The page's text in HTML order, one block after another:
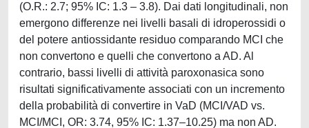
(O.R.: 2.7; 95% IC: 1.3 – 3.8). Dai dati longitudinali, non
emergono differenze nei livelli basali di idroperossidi o
del potere antiossidante residuo comparando MCI che
non convertono e quelli che convertono a AD. Al
contrario, bassi livelli di attività paroxonasica sono
risultati significativamente associati con un incremento
della probabilità di convertire in VaD (MCI/VAD vs.
MCI/MCI, OR: 3.74, 95% IC: 1.37–10.25) ma non AD.